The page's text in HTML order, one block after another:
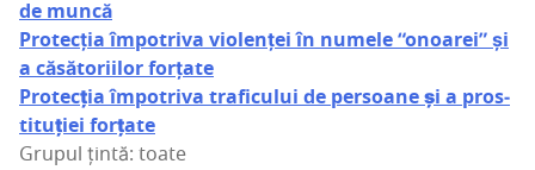
de muncă
Pro­tec­ția împo­tri­va vio­len­ței în nume­le “onoa­rei” și
a căsă­to­ri­i­lor forțate
Pro­tec­ția împo­tri­va tra­fi­cu­lui de per­soa­ne și a pros­
ti­tu­ți­ei forțate
Grupul țintă: toate